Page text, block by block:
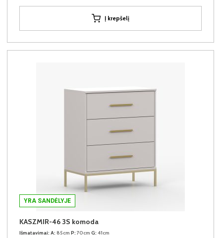
Į krepšelį
YRA SANDĖLYJE
KASZMIR-46 3S komoda
Išmatavimai: A: 85cm P: 70cm G: 41cm